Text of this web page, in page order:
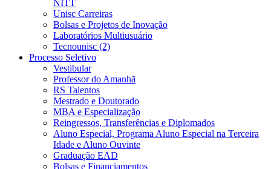
NITT
Unisc Carreiras
Bolsas e Projetos de Inovação
Laboratórios Multiusuário
Tecnounisc (2)
Processo Seletivo
Vestibular
Professor do Amanhã
RS Talentos
Mestrado e Doutorado
MBA e Especialização
Reingressos, Transferências e Diplomados
Aluno Especial, Programa Aluno Especial na Terceira
Idade e Aluno Ouvinte
Graduação EAD
Bolsas e Financiamentos